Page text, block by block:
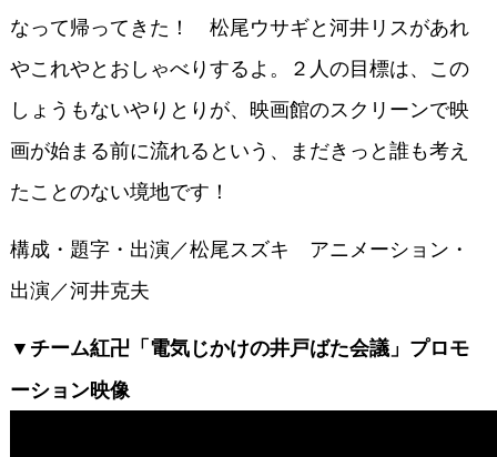
なって帰ってきた！ 松尾ウサギと河井リスがあれ
やこれやとおしゃべりするよ。２人の目標は、この
しょうもないやりとりが、映画館のスクリーンで映
画が始まる前に流れるという、まだきっと誰も考え
たことのない境地です！
構成・題字・出演／松尾スズキ アニメーション・
出演／河井克夫
▼チーム紅卍「電気じかけの井戸ばた会議」プロモ
ーション映像